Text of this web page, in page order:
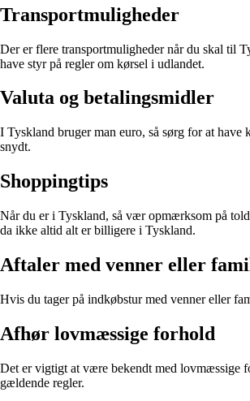
Transportmuligheder
Der er flere transportmuligheder når du skal til
have styr på regler om kørsel i udlandet.
Valuta og betalingsmidler
I Tyskland bruger man euro, så sørg for at have
snydt.
Shoppingtips
Når du er i Tyskland, så vær opmærksom på
da ikke altid alt er billigere i Tyskland.
Aftaler med venner eller
Hvis du tager på indkøbstur med venner eller
Afhør lovmæssige forhold
Det er vigtigt at være bekendt med lovmæssige
gældende regler.